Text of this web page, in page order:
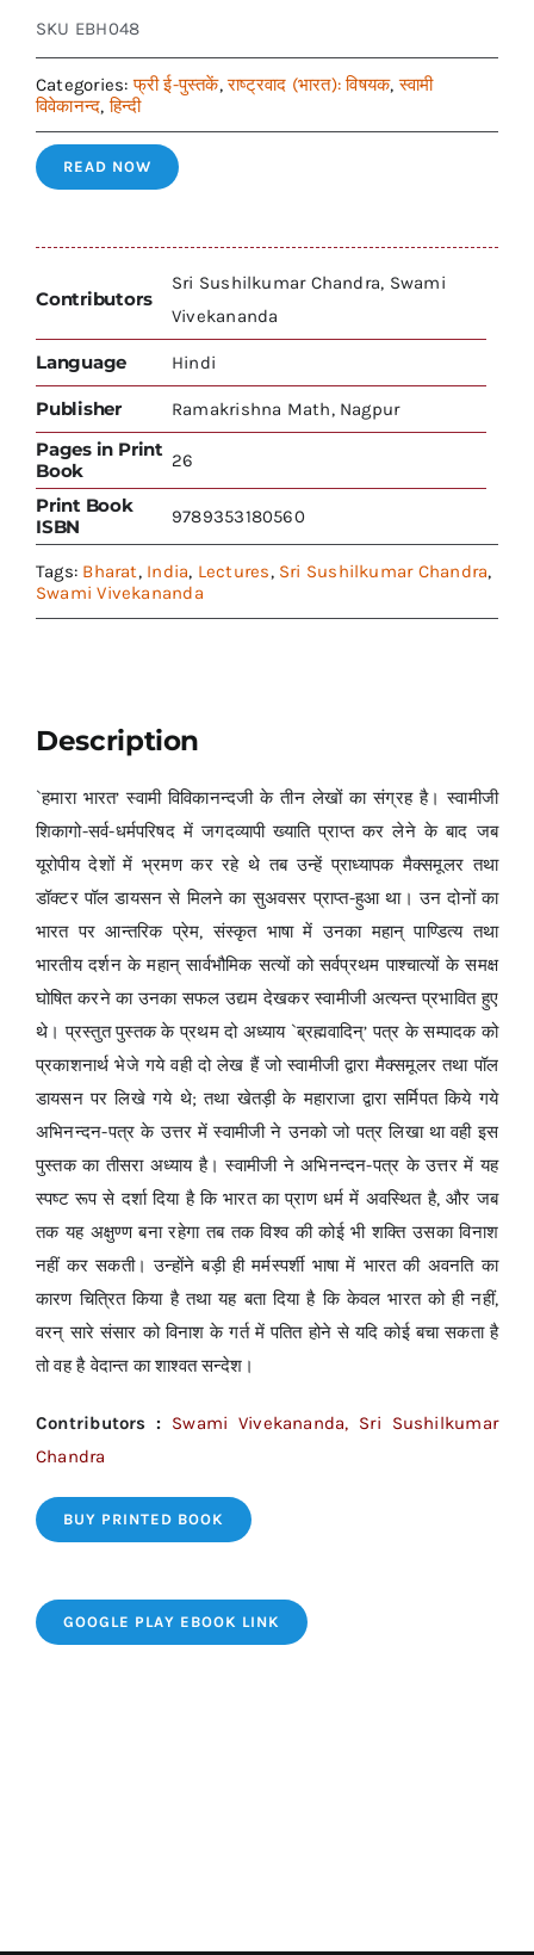
SKU EBH048
Categories:फ्री ई-पुस्तकें,राष्ट्रवाद (भारत): विषयक,स्वामी
विवेकानन्द,हिन्दी
READ NOW
Contributors
Sri Sushilkumar Chandra, Swami
Vivekananda
Language Hindi
Publisher Ramakrishna Math, Nagpur
Pages in Print
Book
26
Print Book
ISBN
9789353180560
Tags: Bharat, India, Lectures, Sri Sushilkumar Chandra,
Swami Vivekananda
Description
`हमारा भारत’ स्वामी विविकानन्दजी के तीन लेखों का संग्रह है। स्वामीजी
शिकागो-सर्व-धर्मपरिषद में जगदव्यापी ख्याति प्राप्त कर लेने के बाद जब
यूरोपीय देशों में भ्रमण कर रहे थे तब उन्हें प्राध्यापक मैक्समूलर तथा
डॉक्टर पॉल डायसन से मिलने का सुअवसर प्राप्त-हुआ था। उन दोनों का
भारत पर आन्तरिक प्रेम, संस्कृत भाषा में उनका महान् पाण्डित्य तथा
भारतीय दर्शन के महान् सार्वभौमिक सत्यों को सर्वप्रथम पाश्चात्यों के समक्ष
घोषित करने का उनका सफल उद्यम देखकर स्वामीजी अत्यन्त प्रभावित हुए
थे। प्रस्तुत पुस्तक के प्रथम दो अध्याय `ब्रह्मवादिन्’ पत्र के सम्पादक को
प्रकाशनार्थ भेजे गये वही दो लेख हैं जो स्वामीजी द्वारा मैक्समूलर तथा पॉल
डायसन पर लिखे गये थे; तथा खेतड़ी के महाराजा द्वारा सर्मिपत किये गये
अभिनन्दन-पत्र के उत्तर में स्वामीजी ने उनको जो पत्र लिखा था वही इस
पुस्तक का तीसरा अध्याय है। स्वामीजी ने अभिनन्दन-पत्र के उत्तर में यह
स्पष्ट रूप से दर्शा दिया है कि भारत का प्राण धर्म में अवस्थित है, और जब
तक यह अक्षुण्ण बना रहेगा तब तक विश्व की कोई भी शक्ति उसका विनाश
नहीं कर सकती। उन्होंने बड़ी ही मर्मस्पर्शी भाषा में भारत की अवनति का
कारण चित्रित किया है तथा यह बता दिया है कि केवल भारत को ही नहीं,
वरन् सारे संसार को विनाश के गर्त में पतित होने से यदि कोई बचा सकता है
तो वह है वेदान्त का शाश्वत सन्देश।
Contributors : Swami Vivekananda, Sri Sushilkumar
Chandra
BUY PRINTED BOOK
GOOGLE PLAY EBOOK LINK